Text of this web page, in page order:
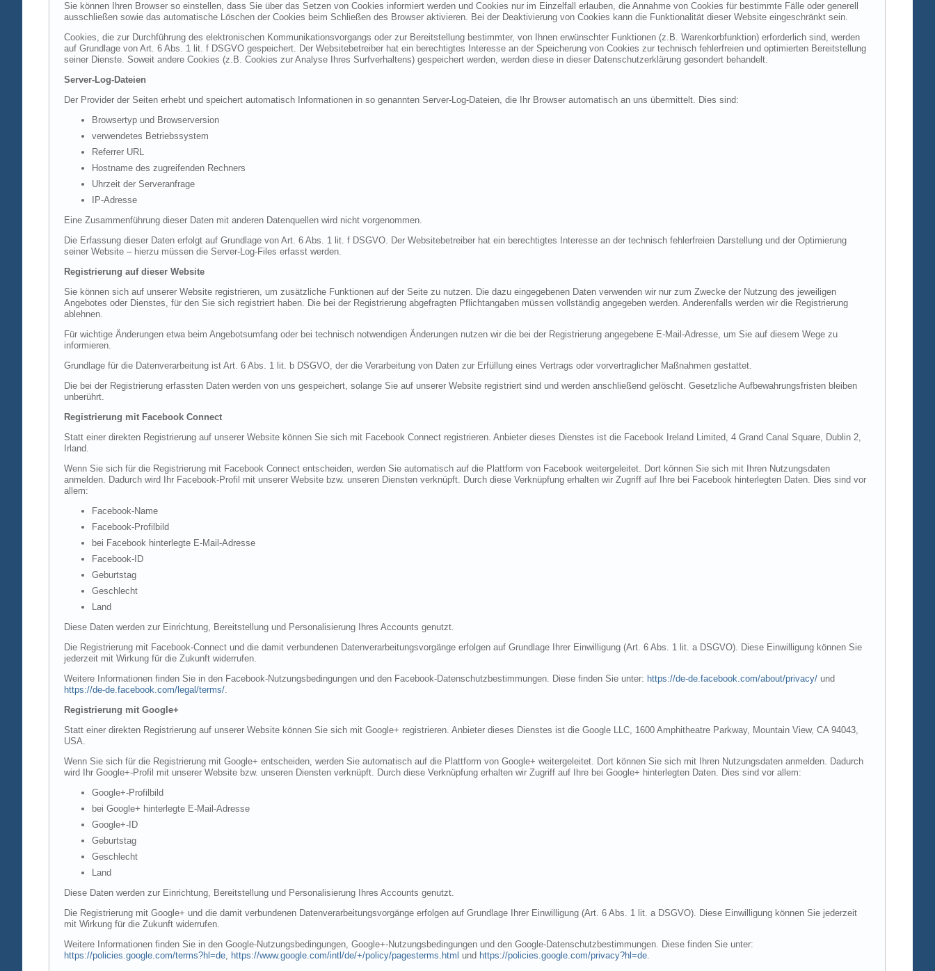
Sie können Ihren Browser so einstellen, dass Sie über das Setzen von Cookies informiert werden und Cookies nur im Einzelfall erlauben, die Annahme von Cookies für bestimmte Fälle oder generell
ausschließen sowie das automatische Löschen der Cookies beim Schließen des Browser aktivieren. Bei der Deaktivierung von Cookies kann die Funktionalität dieser Website eingeschränkt sein.
Cookies, die zur Durchführung des elektronischen Kommunikationsvorgangs oder zur Bereitstellung bestimmter, von Ihnen erwünschter Funktionen (z.B. Warenkorbfunktion) erforderlich sind, werden
auf Grundlage von Art. 6 Abs. 1 lit. f DSGVO gespeichert. Der Websitebetreiber hat ein berechtigtes Interesse an der Speicherung von Cookies zur technisch fehlerfreien und optimierten Bereitstellung
seiner Dienste. Soweit andere Cookies (z.B. Cookies zur Analyse Ihres Surfverhaltens) gespeichert werden, werden diese in dieser Datenschutzerklärung gesondert behandelt.
Server-Log-Dateien
Der Provider der Seiten erhebt und speichert automatisch Informationen in so genannten Server-Log-Dateien, die Ihr Browser automatisch an uns übermittelt. Dies sind:
Browsertyp und Browserversion
verwendetes Betriebssystem
Referrer URL
Hostname des zugreifenden Rechners
Uhrzeit der Serveranfrage
IP-Adresse
Eine Zusammenführung dieser Daten mit anderen Datenquellen wird nicht vorgenommen.
Die Erfassung dieser Daten erfolgt auf Grundlage von Art. 6 Abs. 1 lit. f DSGVO. Der Websitebetreiber hat ein berechtigtes Interesse an der technisch fehlerfreien Darstellung und der Optimierung
seiner Website – hierzu müssen die Server-Log-Files erfasst werden.
Registrierung auf dieser Website
Sie können sich auf unserer Website registrieren, um zusätzliche Funktionen auf der Seite zu nutzen. Die dazu eingegebenen Daten verwenden wir nur zum Zwecke der Nutzung des jeweiligen
Angebotes oder Dienstes, für den Sie sich registriert haben. Die bei der Registrierung abgefragten Pflichtangaben müssen vollständig angegeben werden. Anderenfalls werden wir die Registrierung
ablehnen.
Für wichtige Änderungen etwa beim Angebotsumfang oder bei technisch notwendigen Änderungen nutzen wir die bei der Registrierung angegebene E-Mail-Adresse, um Sie auf diesem Wege zu
informieren.
Grundlage für die Datenverarbeitung ist Art. 6 Abs. 1 lit. b DSGVO, der die Verarbeitung von Daten zur Erfüllung eines Vertrags oder vorvertraglicher Maßnahmen gestattet.
Die bei der Registrierung erfassten Daten werden von uns gespeichert, solange Sie auf unserer Website registriert sind und werden anschließend gelöscht. Gesetzliche Aufbewahrungsfristen bleiben
unberührt.
Registrierung mit Facebook Connect
Statt einer direkten Registrierung auf unserer Website können Sie sich mit Facebook Connect registrieren. Anbieter dieses Dienstes ist die Facebook Ireland Limited, 4 Grand Canal Square, Dublin 2,
Irland.
Wenn Sie sich für die Registrierung mit Facebook Connect entscheiden, werden Sie automatisch auf die Plattform von Facebook weitergeleitet. Dort können Sie sich mit Ihren Nutzungsdaten
anmelden. Dadurch wird Ihr Facebook-Profil mit unserer Website bzw. unseren Diensten verknüpft. Durch diese Verknüpfung erhalten wir Zugriff auf Ihre bei Facebook hinterlegten Daten. Dies sind vor
allem:
Facebook-Name
Facebook-Profilbild
bei Facebook hinterlegte E-Mail-Adresse
Facebook-ID
Geburtstag
Geschlecht
Land
Diese Daten werden zur Einrichtung, Bereitstellung und Personalisierung Ihres Accounts genutzt.
Die Registrierung mit Facebook-Connect und die damit verbundenen Datenverarbeitungsvorgänge erfolgen auf Grundlage Ihrer Einwilligung (Art. 6 Abs. 1 lit. a DSGVO). Diese Einwilligung können Sie
jederzeit mit Wirkung für die Zukunft widerrufen.
Weitere Informationen finden Sie in den Facebook-Nutzungsbedingungen und den Facebook-Datenschutzbestimmungen. Diese finden Sie unter: https://de-de.facebook.com/about/privacy/ und
https://de-de.facebook.com/legal/terms/.
Registrierung mit Google+
Statt einer direkten Registrierung auf unserer Website können Sie sich mit Google+ registrieren. Anbieter dieses Dienstes ist die Google LLC, 1600 Amphitheatre Parkway, Mountain View, CA 94043,
USA.
Wenn Sie sich für die Registrierung mit Google+ entscheiden, werden Sie automatisch auf die Plattform von Google+ weitergeleitet. Dort können Sie sich mit Ihren Nutzungsdaten anmelden. Dadurch
wird Ihr Google+-Profil mit unserer Website bzw. unseren Diensten verknüpft. Durch diese Verknüpfung erhalten wir Zugriff auf Ihre bei Google+ hinterlegten Daten. Dies sind vor allem:
Google+-Profilbild
bei Google+ hinterlegte E-Mail-Adresse
Google+-ID
Geburtstag
Geschlecht
Land
Diese Daten werden zur Einrichtung, Bereitstellung und Personalisierung Ihres Accounts genutzt.
Die Registrierung mit Google+ und die damit verbundenen Datenverarbeitungsvorgänge erfolgen auf Grundlage Ihrer Einwilligung (Art. 6 Abs. 1 lit. a DSGVO). Diese Einwilligung können Sie jederzeit
mit Wirkung für die Zukunft widerrufen.
Weitere Informationen finden Sie in den Google-Nutzungsbedingungen, Google+-Nutzungsbedingungen und den Google-Datenschutzbestimmungen. Diese finden Sie unter:
https://policies.google.com/terms?hl=de, https://www.google.com/intl/de/+/policy/pagesterms.html und https://policies.google.com/privacy?hl=de.